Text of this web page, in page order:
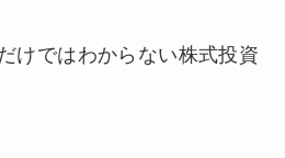
けではわからない株式投資